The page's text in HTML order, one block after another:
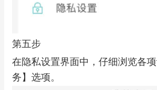
第五步
在隐私设置界面中，仔细浏览各
务】选项。